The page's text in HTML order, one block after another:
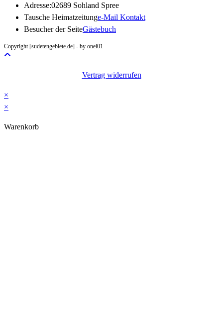
Adresse:02689 Sohland Spree
Tausche Heimatzeitunge-Mail KontaktOpens
Besucher der SeiteGästebuch
Copyright [sudetengebiete.de] - by onel01
Vertrag widerrufen
×
×
Warenkorb